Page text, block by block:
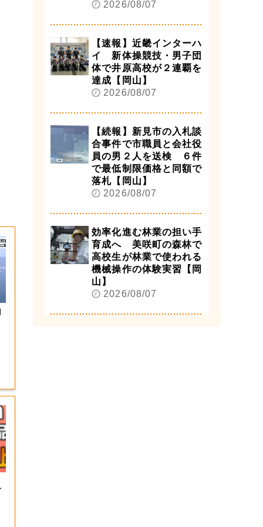
2026/08/07
【速報】近畿インターハ
イ 新体操競技・男子団
体で井原高校が２連覇を
達成【岡山】
2026/08/07
【続報】新見市の入札談
合事件で市職員と会社役
員の男２人を送検 ６件
で最低制限価格と同額で
落札【岡山】
2026/08/07
効率化進む林業の担い手
育成へ 美咲町の森林で
高校生が林業で使われる
機械操作の体験実習【岡
山】
2026/08/07